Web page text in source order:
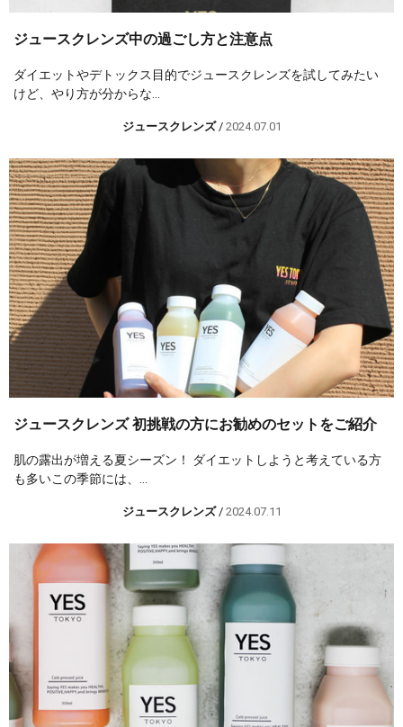
ジュースクレンズ中の過ごし方と注意点
ダイエットやデトックス目的でジュースクレンズを試してみたい
けど、やり方が分からな...
ジュースクレンズ/ 2024.07.01
ジュースクレンズ 初挑戦の方にお勧めのセットをご紹介
肌の露出が増える夏シーズン！ ダイエットしようと考えている方
も多いこの季節には、...
ジュースクレンズ/ 2024.07.11